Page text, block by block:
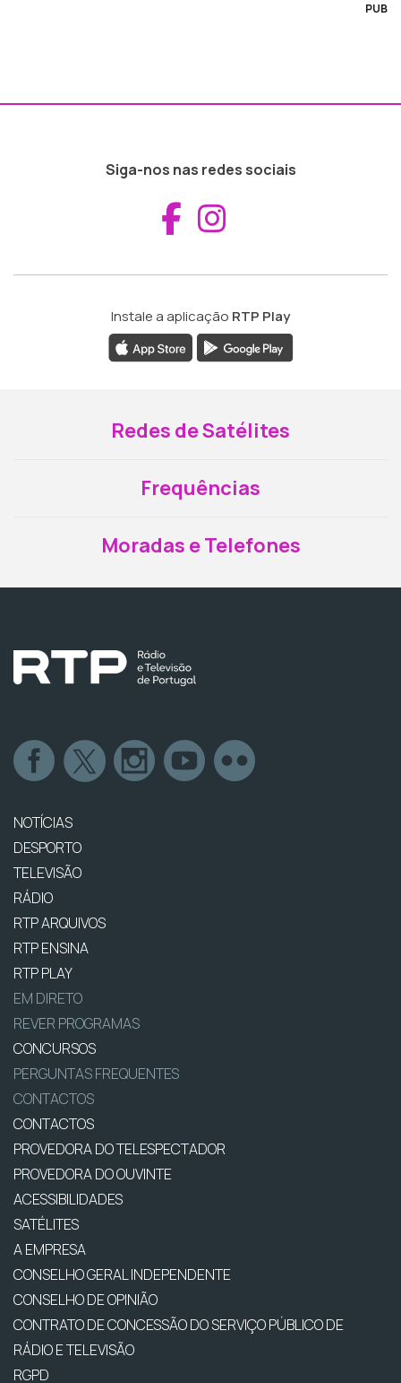
PUB
Siga-nos nas redes sociais
Aceder ao
Instale a aplicação RTP Play
Redes de Satélites
Frequências
Moradas e Telefones
NOTÍCIAS
DESPORTO
TELEVISÃO
RÁDIO
RTP ARQUIVOS
RTP ENSINA
RTP PLAY
EM DIRETO
REVER PROGRAMAS
CONCURSOS
PERGUNTAS FREQUENTES
CONTACTOS
CONTACTOS
PROVEDORA DO TELESPECTADOR
PROVEDORA DO OUVINTE
ACESSIBILIDADES
SATÉLITES
A EMPRESA
CONSELHO GERAL INDEPENDENTE
CONSELHO DE OPINIÃO
CONTRATO DE CONCESSÃO DO SERVIÇO PÚBLICO DE
RÁDIO E TELEVISÃO
RGPD